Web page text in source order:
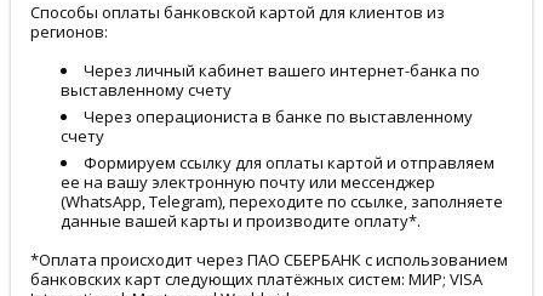
Способы оплаты банковской картой для клиентов из
регионов:
Через личный кабинет вашего интернет-банка по
выставленному счету
Через операциониста в банке по выставленному
счету
Формируем ссылку для оплаты картой и отправляем
ее на вашу электронную почту или мессенджер
(WhatsApp, Telegram), переходите по ссылке, заполняете
данные вашей карты и производите оплату*.
*Оплата происходит через ПАО СБЕРБАНК с использованием
банковских карт следующих платёжных систем: МИР; VISA